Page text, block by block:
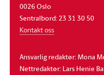
0026 Oslo
Sentralbord: 23 31 30 50
Kontakt oss
Ansvarlig redaktør: Mona
Nettredaktør: Lars Henie